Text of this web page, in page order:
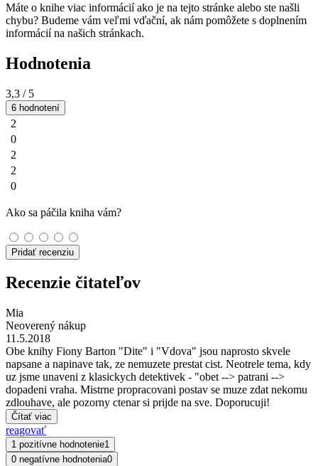
Máte o knihe viac informácií ako je na tejto stránke alebo ste našli
chybu? Budeme vám veľmi vďační, ak nám pomôžete s doplnením
informácií na našich stránkach.
Hodnotenia
3,3 / 5
6 hodnotení
2
0
2
2
0
Ako sa páčila kniha vám?
Pridať recenziu
Recenzie čitateľov
Mia
Neoverený nákup
11.5.2018
Obe knihy Fiony Barton "Dite" i "Vdova" jsou naprosto skvele
napsane a napinave tak, ze nemuzete prestat cist. Neotrele tema, kdy
uz jsme unaveni z klasickych detektivek - "obet --> patrani -->
dopadeni vraha. Mistrne propracovani postav se muze zdat nekomu
zdlouhave, ale pozorny ctenar si prijde na sve. Doporucuji!
Čítať viac
reagovať
1 pozitívne hodnotenie1
0 negatívne hodnotenia0